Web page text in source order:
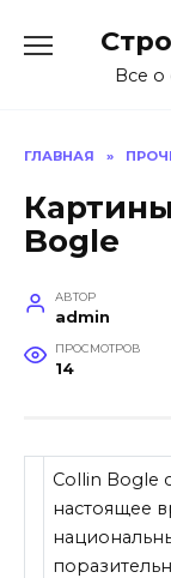
содержаниюВсе о
ГЛАВНАЯ »
Bogle
АВТОР
admin
ПРОСМОТРОВ
14
Collin Bogle
настоящее